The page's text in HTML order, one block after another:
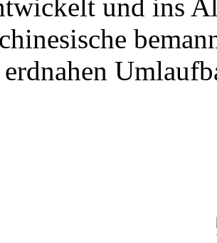
und ins
erdnahen